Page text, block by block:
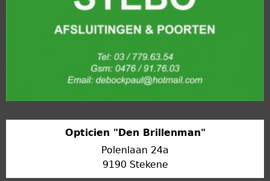
Opticien "Den Brillenman"
Polenlaan 24a
9190 Stekene